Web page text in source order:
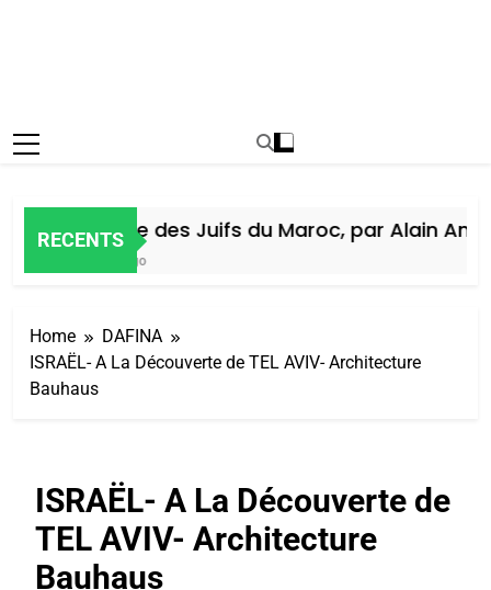
RECENTS
Histoire des Juifs du Maroc, par Alain Amiel
Home
DAFINA
ISRAËL- A La Découverte de TEL AVIV- Architecture
Bauhaus
ISRAËL- A La Découverte de
TEL AVIV- Architecture
Bauhaus